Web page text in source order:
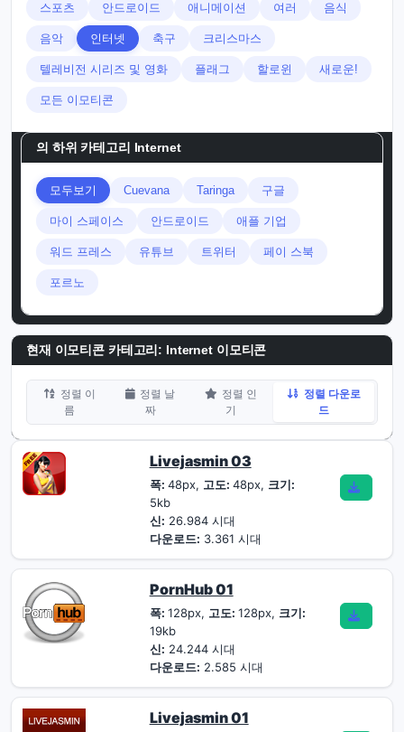
스포츠 안드로이드 애니메이션 여러 음식
음악 인터넷 축구 크리스마스
텔레비전 시리즈 및 영화 플래그 할로윈 새로운!
모든 이모티콘
의 하위 카테고리 Internet
모두보기 Cuevana Taringa 구글
마이 스페이스 안드로이드 애플 기업
워드 프레스 유튜브 트위터 페이 스북
포르노
현재 이모티콘 카테고리: Internet 이모티콘
정렬 이
름
정렬 날
짜
정렬 인
기
정렬 다운로
드
Livejasmin 03
폭: 48px, 고도: 48px, 크기:
5kb
신: 26.984 시대
다운로드: 3.361 시대
PornHub 01
폭: 128px, 고도: 128px, 크기:
19kb
신: 24.244 시대
다운로드: 2.585 시대
Livejasmin 01